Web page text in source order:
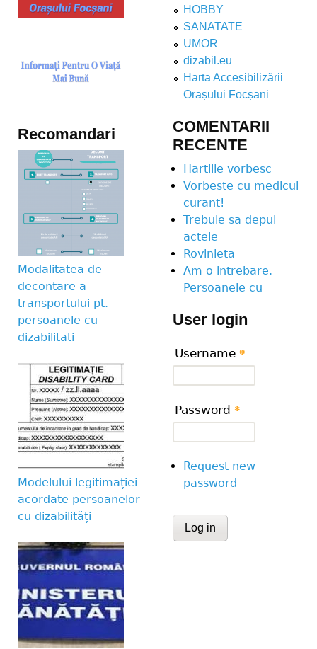
Recomandari
Modalitatea de
decontare a
transportului pt.
persoanele cu
dizabilitati
Modelului legitimației
acordate persoanelor
cu dizabilități
HOBBY
SANATATE
UMOR
dizabil.eu
Harta Accesibilizării
Orașului Focșani
COMENTARII
RECENTE
Hartiile vorbesc
Vorbeste cu medicul
curant!
Trebuie sa depui
actele
Rovinieta
Am o intrebare.
Persoanele cu
User login
Username *
Password *
Request new
password
CAPTCHA